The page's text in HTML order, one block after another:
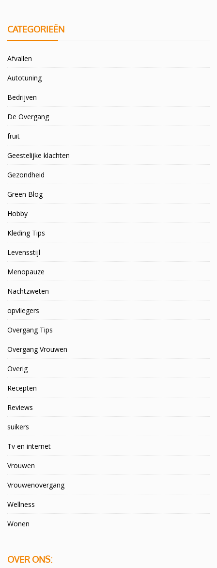
CATEGORIEËN
Afvallen
Autotuning
Bedrijven
De Overgang
fruit
Geestelijke klachten
Gezondheid
Green Blog
Hobby
Kleding Tips
Levensstijl
Menopauze
Nachtzweten
opvliegers
Overgang Tips
Overgang Vrouwen
Overig
Recepten
Reviews
suikers
Tv en internet
Vrouwen
Vrouwenovergang
Wellness
Wonen
OVER ONS: